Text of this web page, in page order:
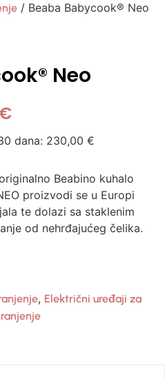
/ Beaba Babycook® Neo
Neo
€
dana: 230,00€
Beabino kuhalo
proizvodi se u Europi
te dolazi sa staklenim
od nehrđajućeg čelika.
, Električni uređaji za